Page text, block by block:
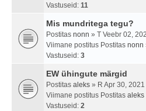
Vastuseid: 11
Mis mundritega tegu?
Postitas nonn » T Veebr 02,
Viimane postitus Postitas nonn
Vastuseid: 3
EW ühingute märgid
Postitas aleks » R Apr 30,
Viimane postitus Postitas aleks
Vastuseid: 2